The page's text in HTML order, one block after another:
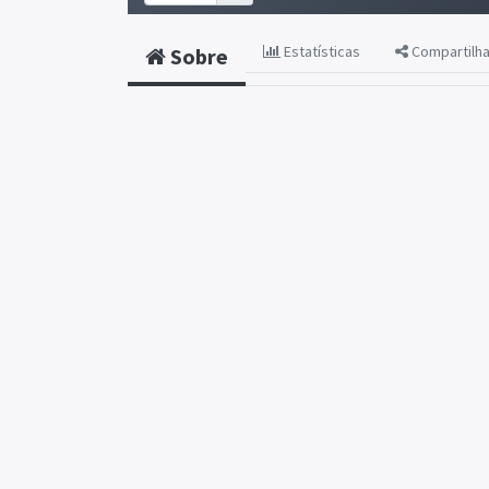
Sobre Estatísticas